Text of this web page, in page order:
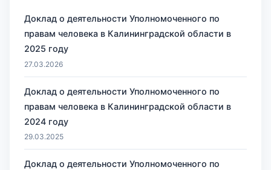
Доклад о деятельности Уполномоченного по
правам человека в Калининградской области в
2025 году
27.03.2026
Доклад о деятельности Уполномоченного по
правам человека в Калининградской области в
2024 году
29.03.2025
Доклад о деятельности Уполномоченного по